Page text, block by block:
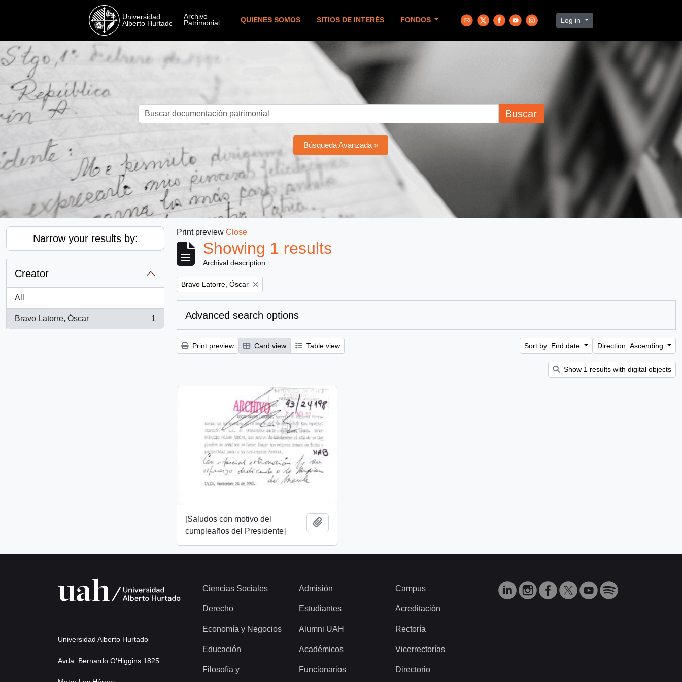
QUIENES SOMOS SITIOS DE INTERÉS FONDOS Log in
Buscar
Búsqueda Avanzada »
Narrow your results by:
Creator
All
Bravo Latorre, Óscar
, 1 results
1
Print preview Close
Showing 1 results
Archival description
Remove filter:
Bravo Latorre, Óscar
Advanced search options
Print preview Card view Table view Sort by: End date Direction: Ascending
Show 1 results with digital objects
[Saludos con motivo del
cumpleaños del Presidente]
Universidad Alberto Hurtado
Avda. Bernardo O’Higgins 1825
Ciencias Sociales
Derecho
Economía y Negocios
Educación
Filosofía y
Admisión
Estudiantes
Alumni UAH
Académicos
Funcionarios
Campus
Acreditación
Rectoría
Vicerrectorías
Directorio